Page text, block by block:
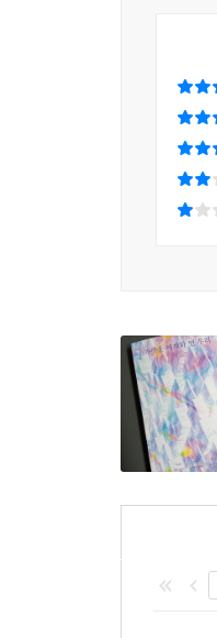
인간이 바
작물을 채
작품은 원
사실을 알게
우리가 익히